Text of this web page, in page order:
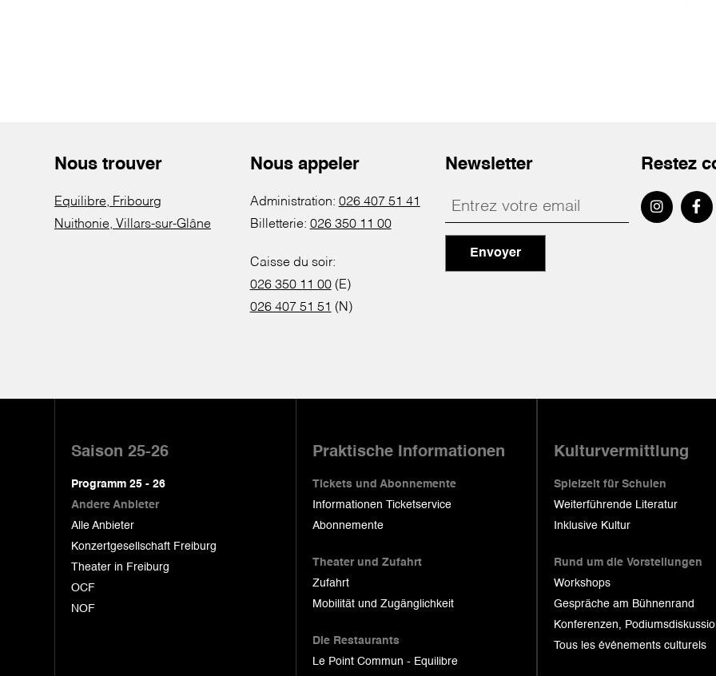
Nous trouver
Equilibre, Fribourg
Nuithonie, Villars-sur-Glâne
Nous appeler
Administration: 026 407 51 41
Billetterie: 026 350 11 00
Caisse du soir:
026 350 11 00(E)
026 407 51 51 (N)
Newsletter
Envoyer
Restez
Saison 25-26
Programm 25 - 26
Andere Anbieter
Alle Anbieter
Konzertgesellschaft Freiburg
Theater in Freiburg
OCF
NOF
Praktische Informationen
Tickets und Abonnemente
Informationen Ticketservice
Abonnemente
Theater und Zufahrt
Zufahrt
Mobilität und Zugänglichkeit
Die Restaurants
Le Point Commun - Equilibre
Kulturvermittlung
Spielzeit für Schulen
Weiterführende Literatur
Inklusive Kultur
Rund um die Vorstellungen
Workshops
Gespräche am Bühnenrand
Konferenzen,
Tous les événements culturels